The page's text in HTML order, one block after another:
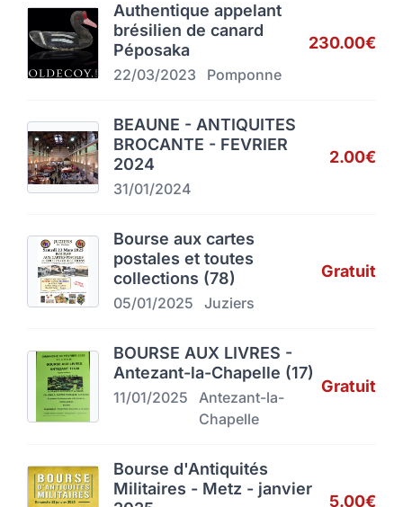
Authentique appelant
brésilien de canard
Péposaka
22/03/2023 Pomponne
230.00€
BEAUNE - ANTIQUITES
BROCANTE - FEVRIER
2024
31/01/2024
2.00€
Bourse aux cartes
postales et toutes
collections (78)
05/01/2025 Juziers
Gratuit
BOURSE AUX LIVRES -
Antezant-la-Chapelle (17)
11/01/2025
Antezant-la-
Chapelle
Gratuit
Bourse d'Antiquités
Militaires - Metz - janvier
5.00€